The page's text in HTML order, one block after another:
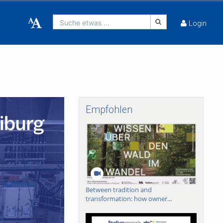
Suche etwas ... Login
Empfohlen
Between tradition and
transformation: how owner...